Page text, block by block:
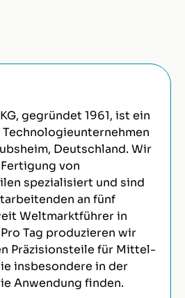
gegründet 1961, ist ein
Deutschland. Wir
von
spezialisiert und sind
an fünf
Weltmarktführer in
Tag produzieren wir
Präzisionsteile für Mittel-
insbesondere in der
Anwendung finden.